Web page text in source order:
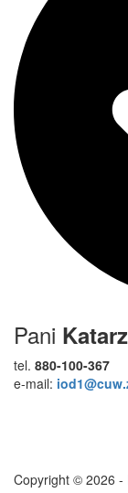
Pani
tel. 880-100-367
e-mail:
Copyright © 2026 -